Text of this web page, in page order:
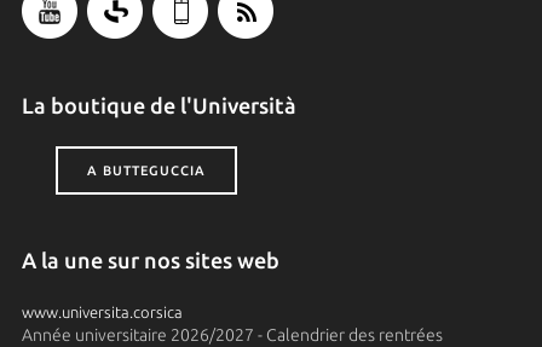
La boutique de l'Università
A BUTTEGUCCIA
A la une sur nos sites web
www.universita.corsica
Année universitaire 2026/2027 - Calendrier des rentrées